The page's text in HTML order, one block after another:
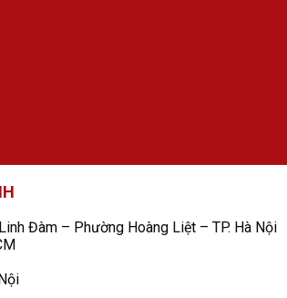
Đàm – Phường Hoàng Liệt – TP. Hà Nội